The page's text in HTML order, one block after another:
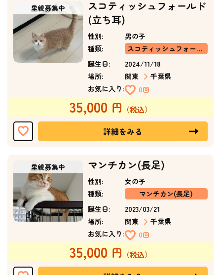
スコティッシュフォールド
(立ち耳)
性別:
男の子
種類:
スコティッシュフォールド(立ち耳)
誕生日:
2024/11/18
場所:
関東
千葉県
お気に入り:
0回
35,000
詳細をみる
マンチカン(長足)
性別:
女の子
種類:
マンチカン(長足)
誕生日:
2023/03/21
場所:
関東
千葉県
お気に入り:
0回
35,000